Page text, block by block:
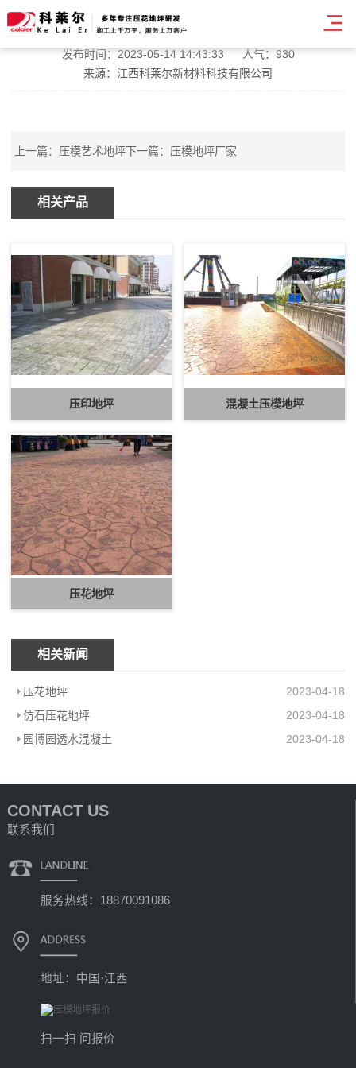
压模地坪施工
发布时间：2023-05-14 14:43:33
人气：930
来源：江西科莱尔新材料科技有限公司
上一篇： 压模艺术地坪下一篇： 压模地坪厂家
相关产品
压印地坪 混凝土压模地坪
压花地坪
相关新闻
压花地坪
2023-04-18
仿石压花地坪
2023-04-18
园博园透水混凝土
2023-04-18
CONTACT US
联系我们
服务热线：18870091086
地址：中国·江西
扫一扫 问报价